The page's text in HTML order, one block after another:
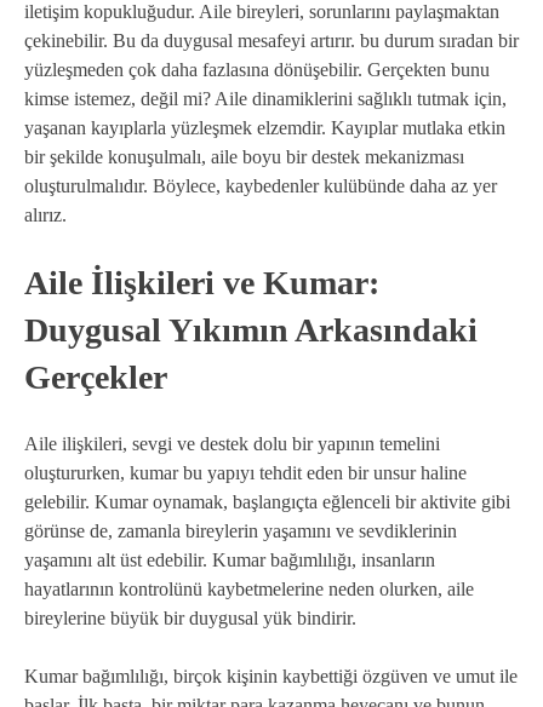
iletişim kopukluğudur. Aile bireyleri, sorunlarını paylaşmaktan
çekinebilir. Bu da duygusal mesafeyi artırır. bu durum sıradan bir
yüzleşmeden çok daha fazlasına dönüşebilir. Gerçekten bunu
kimse istemez, değil mi? Aile dinamiklerini sağlıklı tutmak için,
yaşanan kayıplarla yüzleşmek elzemdir. Kayıplar mutlaka etkin
bir şekilde konuşulmalı, aile boyu bir destek mekanizması
oluşturulmalıdır. Böylece, kaybedenler kulübünde daha az yer
alırız.
Aile İlişkileri ve Kumar:
Duygusal Yıkımın Arkasındaki
Gerçekler
Aile ilişkileri, sevgi ve destek dolu bir yapının temelini
oluştururken, kumar bu yapıyı tehdit eden bir unsur haline
gelebilir. Kumar oynamak, başlangıçta eğlenceli bir aktivite gibi
görünse de, zamanla bireylerin yaşamını ve sevdiklerinin
yaşamını alt üst edebilir. Kumar bağımlılığı, insanların
hayatlarının kontrolünü kaybetmelerine neden olurken, aile
bireylerine büyük bir duygusal yük bindirir.
Kumar bağımlılığı, birçok kişinin kaybettiği özgüven ve umut ile